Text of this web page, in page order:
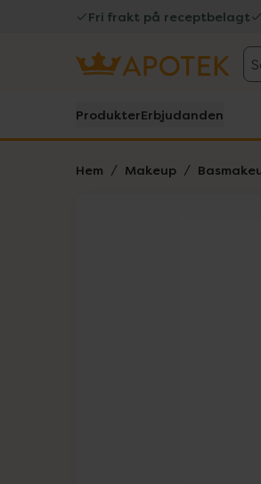
Fri frakt på receptbelagt
ProdukterErbjudanden
Hem Makeup